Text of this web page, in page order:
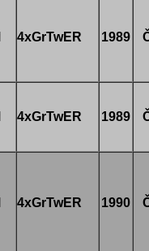
4xGrTwER 1989
4xGrTwER 1989
4xGrTwER 1990